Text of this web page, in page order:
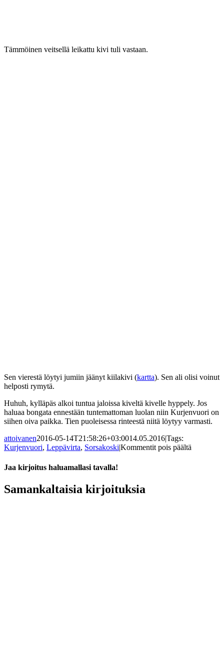
Tämmöinen veitsellä leikattu kivi tuli vastaan.
Sen vierestä löytyi jumiin jäänyt kiilakivi (kartta). Sen ali olisi voinut
helposti rymytä.
Huhuh, kylläpäs alkoi tuntua jaloissa kiveltä kivelle hyppely. Jos
haluaa bongata ennestään tuntemattoman luolan niin Kurjenvuori on
siihen oiva paikka. Tien puoleisessa rinteestä niitä löytyy varmasti.
attoivanen2016-05-14T21:58:26+03:0014.05.2016|Tags:
Kurjenvuori, Leppävirta, Sorsakoski|Kommentit pois päältä
Jaa kirjoitus haluamallasi tavalla!
Facebook
X
Reddit
LinkedIn
Tumblr
Pinterest
Vk
Sähköposti
Samankaltaisia kirjoituksia